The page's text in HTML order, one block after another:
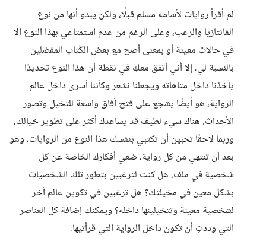
لم أقرأ روايات لأسامه مسلم قبلًا، ولكن يبدو أنها من نوع
الفانتازيا والرعب، وعلى الرغم من عدم استمتاعي بهذا النوع إلا
في حالات معينة أو بمعنى أصح مع بعض الكُتاب المفضلين
بالنسبة لي، إلا أني أتفق معكِ في نقطة أن هذا النوع تحديدًا
يأخذنا داخل متاهاته ويجعلنا نشعر وكأننا أسرى داخل عالم
الرواية، هو أيضًا يشجع على فتح آفاق واسعة للتخيل وتصور
الأحداث. هناك شيء لطيف قد يساعدك أكثر على تطوير خيالك،
وربما لاحقًا تحبين أن تكتبي بنفسك هذا النوع من الروايات، وهو
بعد أن تنتهي من كل رواية، ضعي أفكارك الخاصة عن كل
شخصية في ملف، هل كنت لترغبين بتطور تلك الشخصيات
بشكل معين في مخيلتك؟ هل ترغبين في تكوين عالم آخر
لشخصية معينة وتتخيلينها داخله؟ ويمكنك إضافة كل العناصر
التي وددتِ أن تكون داخل الرواية التي قرأتيها.